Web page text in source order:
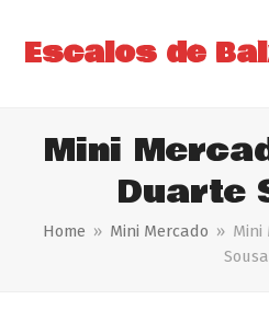
Escalos de
Mini
Duarte
Home » Mini Mercado » Mini
Sousa